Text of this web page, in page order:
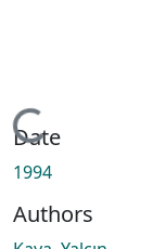
Loading...
Date
1994
Authors